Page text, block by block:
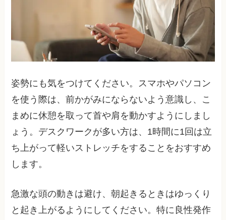
姿勢にも気をつけてください。スマホやパソコン
を使う際は、前かがみにならないよう意識し、こ
まめに休憩を取って首や肩を動かすようにしまし
ょう。デスクワークが多い方は、1時間に1回は立
ち上がって軽いストレッチをすることをおすすめ
します。
急激な頭の動きは避け、朝起きるときはゆっくり
と起き上がるようにしてください。特に良性発作